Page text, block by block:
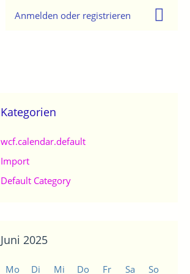
Anmelden oder registrieren
Kategorien
wcf.calendar.default
Import
Default Category
Juni 2025
Mo Di Mi Do Fr Sa So